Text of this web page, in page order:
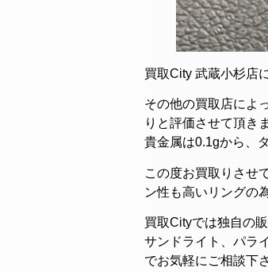
買取City 武蔵小杉店
その他の買取店によ
りと評価させて頂き
貴金属は0.1gから、
この度お買取りさせ
ン性も高いリングの
買取Cityでは独自の
サンドライト、パラ
でお気軽にご相談下